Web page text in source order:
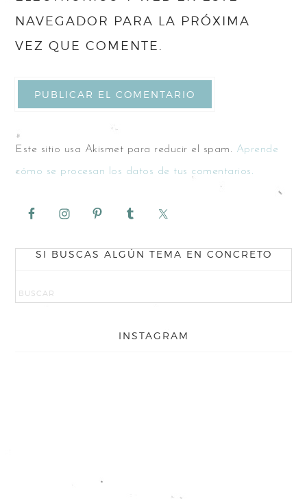
NAVEGADOR PARA LA PRÓXIMA
VEZ QUE COMENTE.
Este sitio usa Akismet para reducir el spam. Aprende
cómo se procesan los datos de tus comentarios.
SI BUSCAS ALGÚN TEMA EN CONCRETO
INSTAGRAM